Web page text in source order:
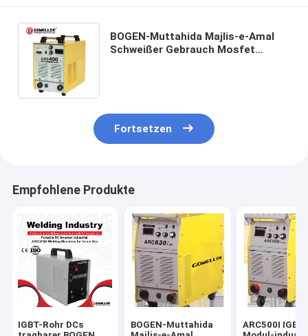
BOGEN-Muttahida Majlis-e-Amal
Schweißer Gebrauch Mosfet
Fortsetzen
Empfohlene Produkte
IGBT-Rohr DCs
BOGEN-Muttahida
ARC500I